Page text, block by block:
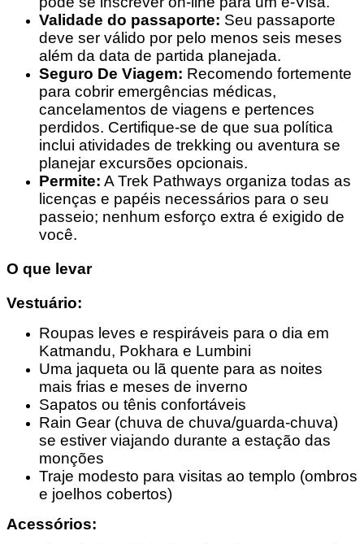
Validade do passaporte: Seu passaporte
deve ser válido por pelo menos seis meses
além da data de partida planejada.
Seguro De Viagem: Recomendo fortemente
para cobrir emergências médicas,
cancelamentos de viagens e pertences
perdidos. Certifique-se de que sua política
inclui atividades de trekking ou aventura se
planejar excursões opcionais.
Permite: A Trek Pathways organiza todas as
licenças e papéis necessários para o seu
passeio; nenhum esforço extra é exigido de
você.
O que levar
Vestuário:
Roupas leves e respiráveis para o dia em
Katmandu, Pokhara e Lumbini
Uma jaqueta ou lã quente para as noites
mais frias e meses de inverno
Sapatos ou tênis confortáveis
Rain Gear (chuva de chuva/guarda-chuva)
se estiver viajando durante a estação das
monções
Traje modesto para visitas ao templo (ombros
e joelhos cobertos)
Acessórios: